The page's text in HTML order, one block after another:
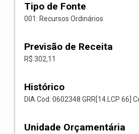
Tipo de Fonte
001: Recursos Ordinários
Previsão de Receita
R$ 302,11
Histórico
DIA Cod: 0602348 GRR[14.LCP 66]
Unidade Orçamentária